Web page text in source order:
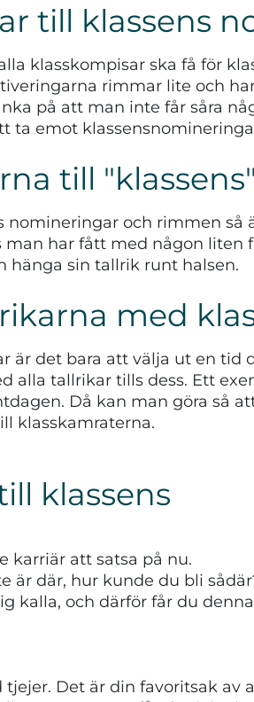
till klassens
klasskompisar ska få för
rimmar lite och
på att man inte får såra
ta emot
till "klassens"
nomineringar och rimmen
man har fått med någon
hänga sin tallrik runt halsen.
med
är det bara att välja ut en
alla tallrikar tills dess. Ett
Då kan man göra så
klasskamraterna.
klassens
karriär att satsa på nu.
är där, hur kunde du bli
kalla, och därför får du
Det är din favoritsak av